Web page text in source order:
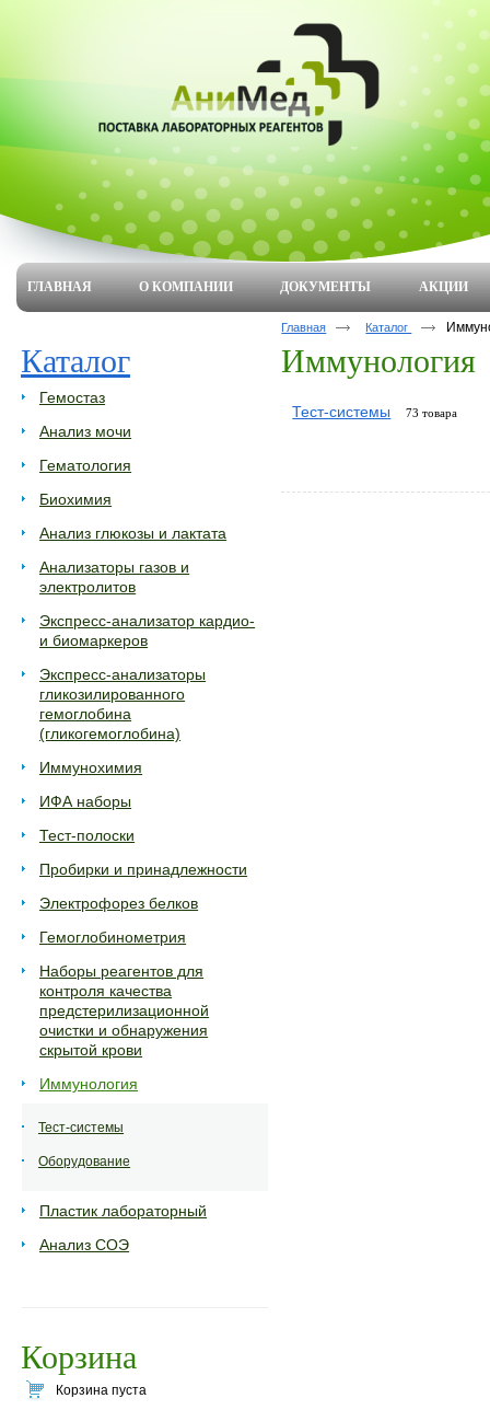
ГЛАВНАЯ О КОМПАНИИ ДОКУМЕНТЫ АКЦИИ
Каталог
Гемостаз
Анализ мочи
Гематология
Биохимия
Анализ глюкозы и лактата
Анализаторы газов и
электролитов
Экспресс-анализатор кардио-
и биомаркеров
Экспресс-анализаторы
гликозилированного
гемоглобина
(гликогемоглобина)
Иммунохимия
ИФА наборы
Тест-полоски
Пробирки и принадлежности
Электрофорез белков
Гемоглобинометрия
Наборы реагентов для
контроля качества
предстерилизационной
очистки и обнаружения
скрытой крови
Иммунология
Тест-системы
Оборудование
Пластик лабораторный
Анализ СОЭ
Корзина
Корзина пуста
Главная Каталог
Иммунология
Тест-системы 73 товара